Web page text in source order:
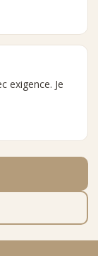
exigence. Je